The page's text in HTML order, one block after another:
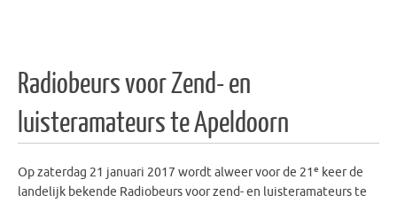
Radiobeurs voor Zend- en
luisteramateurs te Apeldoorn
Op zaterdag 21 januari 2017 wordt alweer voor de 21e keer de
landelijk bekende Radiobeurs voor zend- en luisteramateurs te